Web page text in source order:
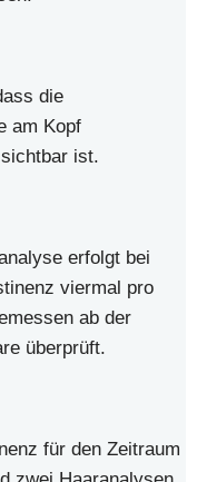
die
am Kopf
ist.
erfolgt bei
viermal pro
ab der
überprüft.
für den Zeitraum